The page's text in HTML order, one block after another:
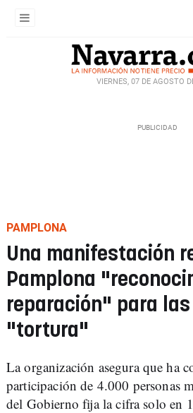
VIERNES, 07 DE AGOSTO
PAMPLONA
Una manifestación
Pamplona
reparación" para
"tortura"
La organización asegura que ha
participación de 4.000 personas
del Gobierno fija la cifra solo en